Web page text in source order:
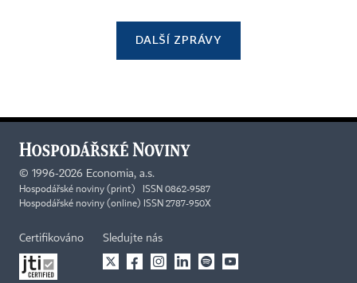
DALŠÍ ZPRÁVY
© 1996-2026 Economia, a.s.
Hospodářské noviny (print) ISSN 0862-9587
Hospodářské noviny (online) ISSN 2787-950X
Certifikováno Sledujte nás